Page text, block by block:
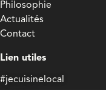
Philosophie
Actualités
Contact
Lien utiles
#jecuisinelocal